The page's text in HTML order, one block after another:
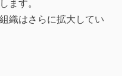
ます。
織はさらに拡大してい